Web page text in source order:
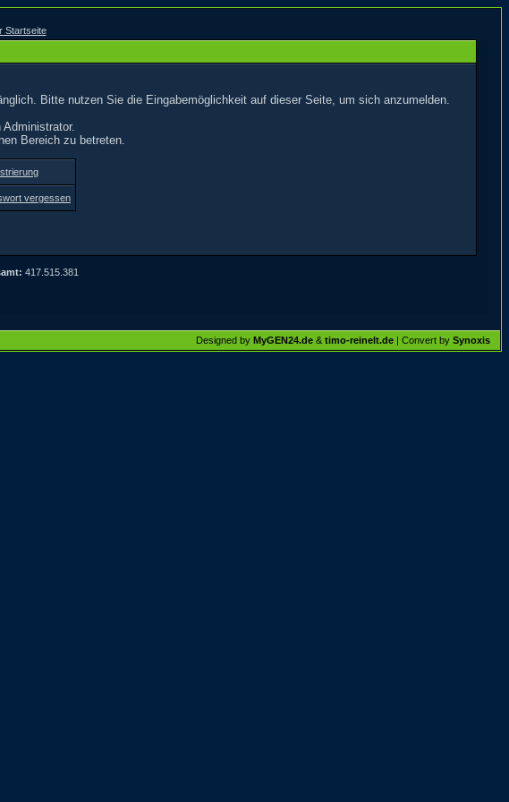
Bitte nutzen Sie die Eingabemöglichkeit auf dieser Seite, um sich anzumelden.
Bereich zu betreten.
vergessen
417.515.381
Designed by MyGEN24.de & timo-reinelt.de | Convert by Synoxis